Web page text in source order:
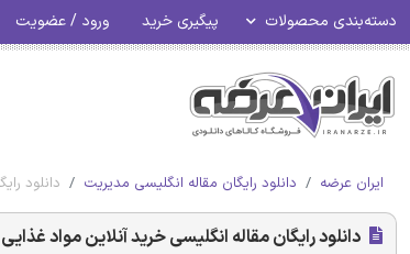
دسته‌بندی محصولات پیگیری خرید ورود / عضویت
ایران عرضه دانلود رایگان مقاله انگلیسی مدیریت دانلود
دانلود رایگان مقاله انگلیسی خرید آنلاین مواد غذایی